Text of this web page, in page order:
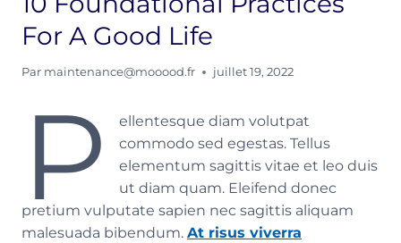
For A Good Life
Par maintenance@mooood.fr juillet 19, 2022
P
ellentesque diam volutpat
commodo sed egestas. Tellus
elementum sagittis vitae et leo duis
ut diam quam. Eleifend donec
pretium vulputate sapien nec sagittis aliquam
malesuada bibendum. At risus viverra